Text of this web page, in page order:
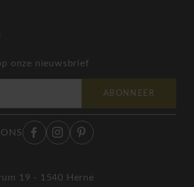
onze nieuwsbrief
ABONNEER
19 - 1540 Herne